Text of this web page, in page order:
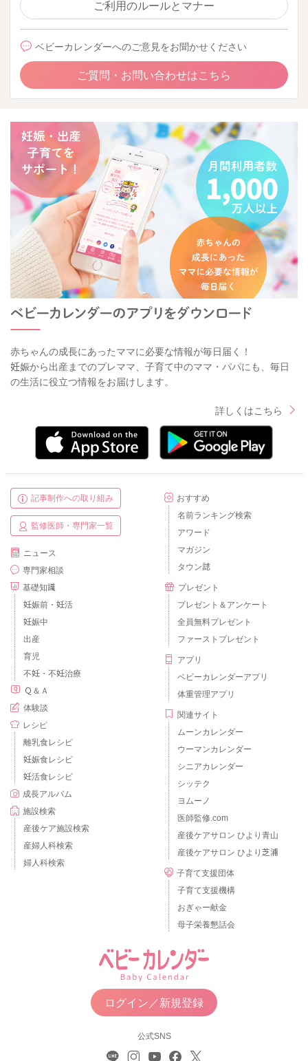
ご利用のルールとマナー
ベビーカレンダーへのご意見をお聞かせください
ご質問・お問い合わせはこちら
赤ちゃんの成長にあったママに必要な情報が毎日届く！
妊娠から出産までのプレママ、子育て中のママ・パパにも、毎日
の生活に役立つ情報をお届けします。
詳しくはこちら
記事制作への取り組み
監修医師・専門家一覧
ニュース
専門家相談
基礎知識
妊娠前・妊活
妊娠中
出産
育児
不妊・不妊治療
Ｑ＆Ａ
体験談
レシピ
離乳食レシピ
妊娠食レシピ
妊活食レシピ
成長アルバム
施設検索
産後ケア施設検索
産婦人科検索
婦人科検索
おすすめ
名前ランキング検索
アワード
マガジン
タウン誌
プレゼント
プレゼント＆アンケート
全員無料プレゼント
ファーストプレゼント
アプリ
ベビーカレンダーアプリ
体重管理アプリ
関連サイト
ムーンカレンダー
ウーマンカレンダー
シニアカレンダー
シッテク
ヨムーノ
医師監修.com
産後ケアサロン ひより青山
産後ケアサロン ひより芝浦
子育て支援団体
子育て支援機構
おぎゃー献金
母子栄養懇話会
ログイン／新規登録
公式SNS